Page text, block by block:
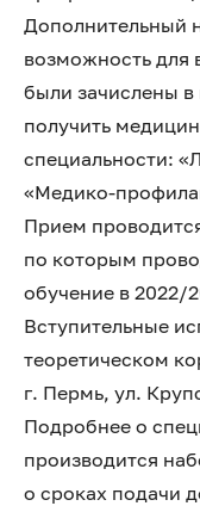
Дополнительный
возможность для
были зачислены в
получить
специальности:
«Медико-
Прием
по которым
обучение в 2022/
Вступительные
теоретическом
г. Пермь, ул.
Подробнее о
производится
о сроках подачи